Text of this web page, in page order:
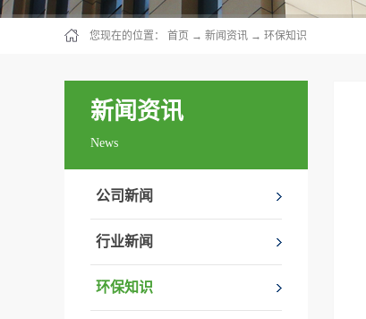
您现在的位置： 首页 → 新闻资讯 → 环保知识
新闻资讯
News
公司新闻
行业新闻
环保知识